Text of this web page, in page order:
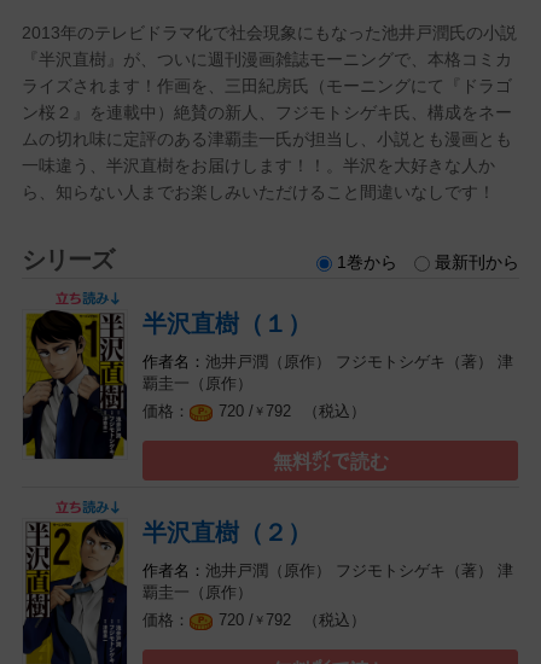
2013年のテレビドラマ化で社会現象にもなった池井戸潤氏の小説
『半沢直樹』が、ついに週刊漫画雑誌モーニングで、本格コミカ
ライズされます！作画を、三田紀房氏（モーニングにて『ドラゴ
ン桜２』を連載中）絶賛の新人、フジモトシゲキ氏、構成をネー
ムの切れ味に定評のある津覇圭一氏が担当し、小説とも漫画とも
一味違う、半沢直樹をお届けします！！。半沢を大好きな人か
ら、知らない人までお楽しみいただけること間違いなしです！
シリーズ 1巻から 最新刊から
半沢直樹（１）
池井戸潤（原作） フジモトシゲキ（著）
津
覇圭一（原作）
720 / ￥ 792 （税込）
無料㌽で読む
半沢直樹（２）
池井戸潤（原作） フジモトシゲキ（著）
津
覇圭一（原作）
720 / ￥ 792 （税込）